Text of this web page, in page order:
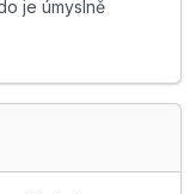
je úmyslně